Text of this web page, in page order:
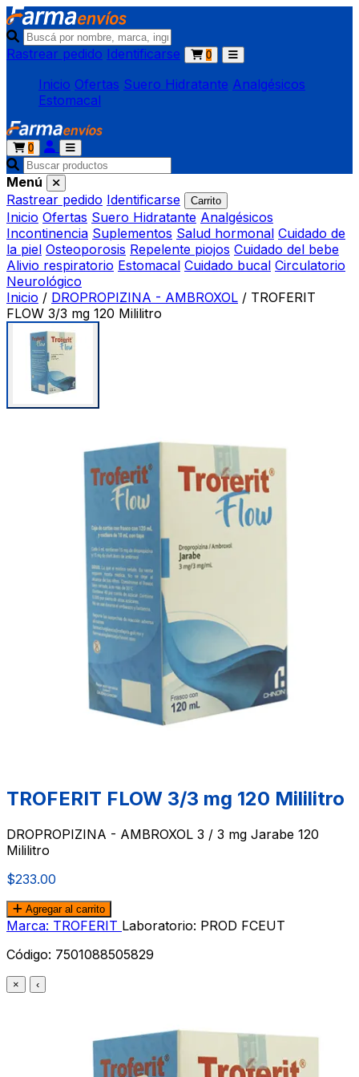
Rastrear pedido Identificarse 0
Inicio Ofertas Suero Hidratante Analgésicos
Estomacal
0
Menú
Rastrear pedido Identificarse Carrito
Inicio Ofertas Suero Hidratante Analgésicos
Incontinencia Suplementos Salud hormonal Cuidado de
la piel Osteoporosis Repelente piojos Cuidado del bebe
Alivio respiratorio Estomacal Cuidado bucal Circulatorio
Neurológico
Inicio / DROPROPIZINA - AMBROXOL / TROFERIT
FLOW 3/3 mg 120 Mililitro
TROFERIT FLOW 3/3 mg 120 Mililitro
DROPROPIZINA - AMBROXOL 3 / 3 mg Jarabe 120
Mililitro
$233.00
Agregar al carrito
Marca: TROFERIT Laboratorio: PROD FCEUT
Código: 7501088505829
× ‹